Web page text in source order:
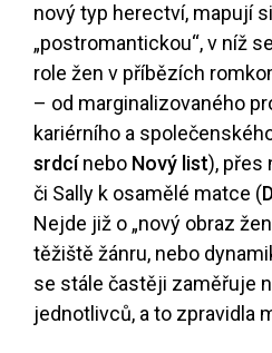
nový typ herectví, mapují
„postromantickou“, v níž
role žen v příbězích
– od marginalizovaného
kariérního a
srdcínebo Nový list), přes
či Sally k osamělé matce (
Nejde již o „nový obraz
těžiště žánru, nebo
se stále častěji zaměřuje
jednotlivců, a to zpravidla